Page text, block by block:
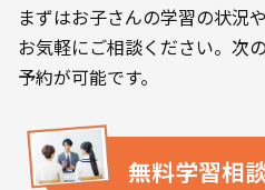
まずはお子さんの学習の状況
お気軽にご相談ください。次
予約が可能です。
無料学習相